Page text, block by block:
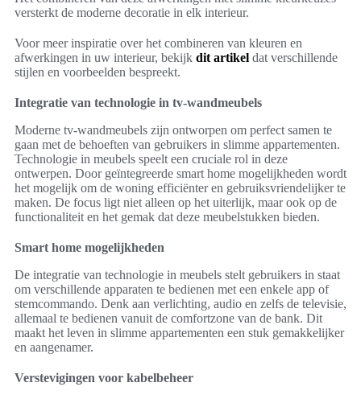
versterkt de moderne decoratie in elk interieur.
Voor meer inspiratie over het combineren van kleuren en
afwerkingen in uw interieur, bekijk dit artikel dat verschillende
stijlen en voorbeelden bespreekt.
Integratie van technologie in tv-wandmeubels
Moderne tv-wandmeubels zijn ontworpen om perfect samen te
gaan met de behoeften van gebruikers in slimme appartementen.
Technologie in meubels speelt een cruciale rol in deze
ontwerpen. Door geïntegreerde smart home mogelijkheden wordt
het mogelijk om de woning efficiënter en gebruiksvriendelijker te
maken. De focus ligt niet alleen op het uiterlijk, maar ook op de
functionaliteit en het gemak dat deze meubelstukken bieden.
Smart home mogelijkheden
De integratie van technologie in meubels stelt gebruikers in staat
om verschillende apparaten te bedienen met een enkele app of
stemcommando. Denk aan verlichting, audio en zelfs de televisie,
allemaal te bedienen vanuit de comfortzone van de bank. Dit
maakt het leven in slimme appartementen een stuk gemakkelijker
en aangenamer.
Verstevigingen voor kabelbeheer